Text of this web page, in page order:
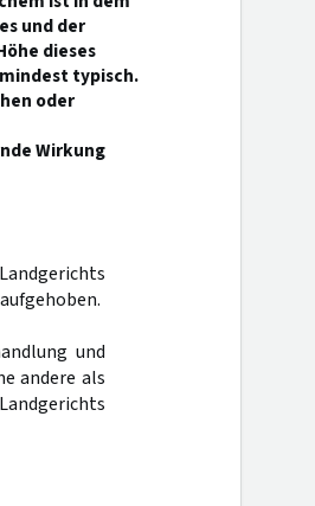
und der
dieses
typisch.
oder
Wirkung
und
andere als